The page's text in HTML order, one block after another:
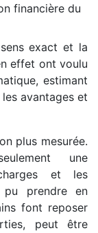
financière du
exact et la
effet ont voulu
estimant
avantages et
plus mesurée.
une
et les
prendre en
font reposer
peut être